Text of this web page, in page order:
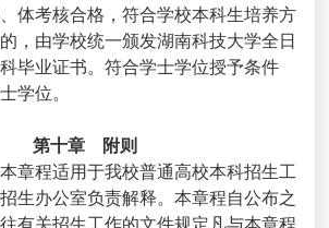
体考核合格，符合学校本科生培养方
，由学校统一颁发湖南科技大学全日
毕业证书。符合学士学位授予条件
学位。
第十章 附则
本章程适用于我校普通高校本科招生工
生办公室负责解释。本章程自公布之